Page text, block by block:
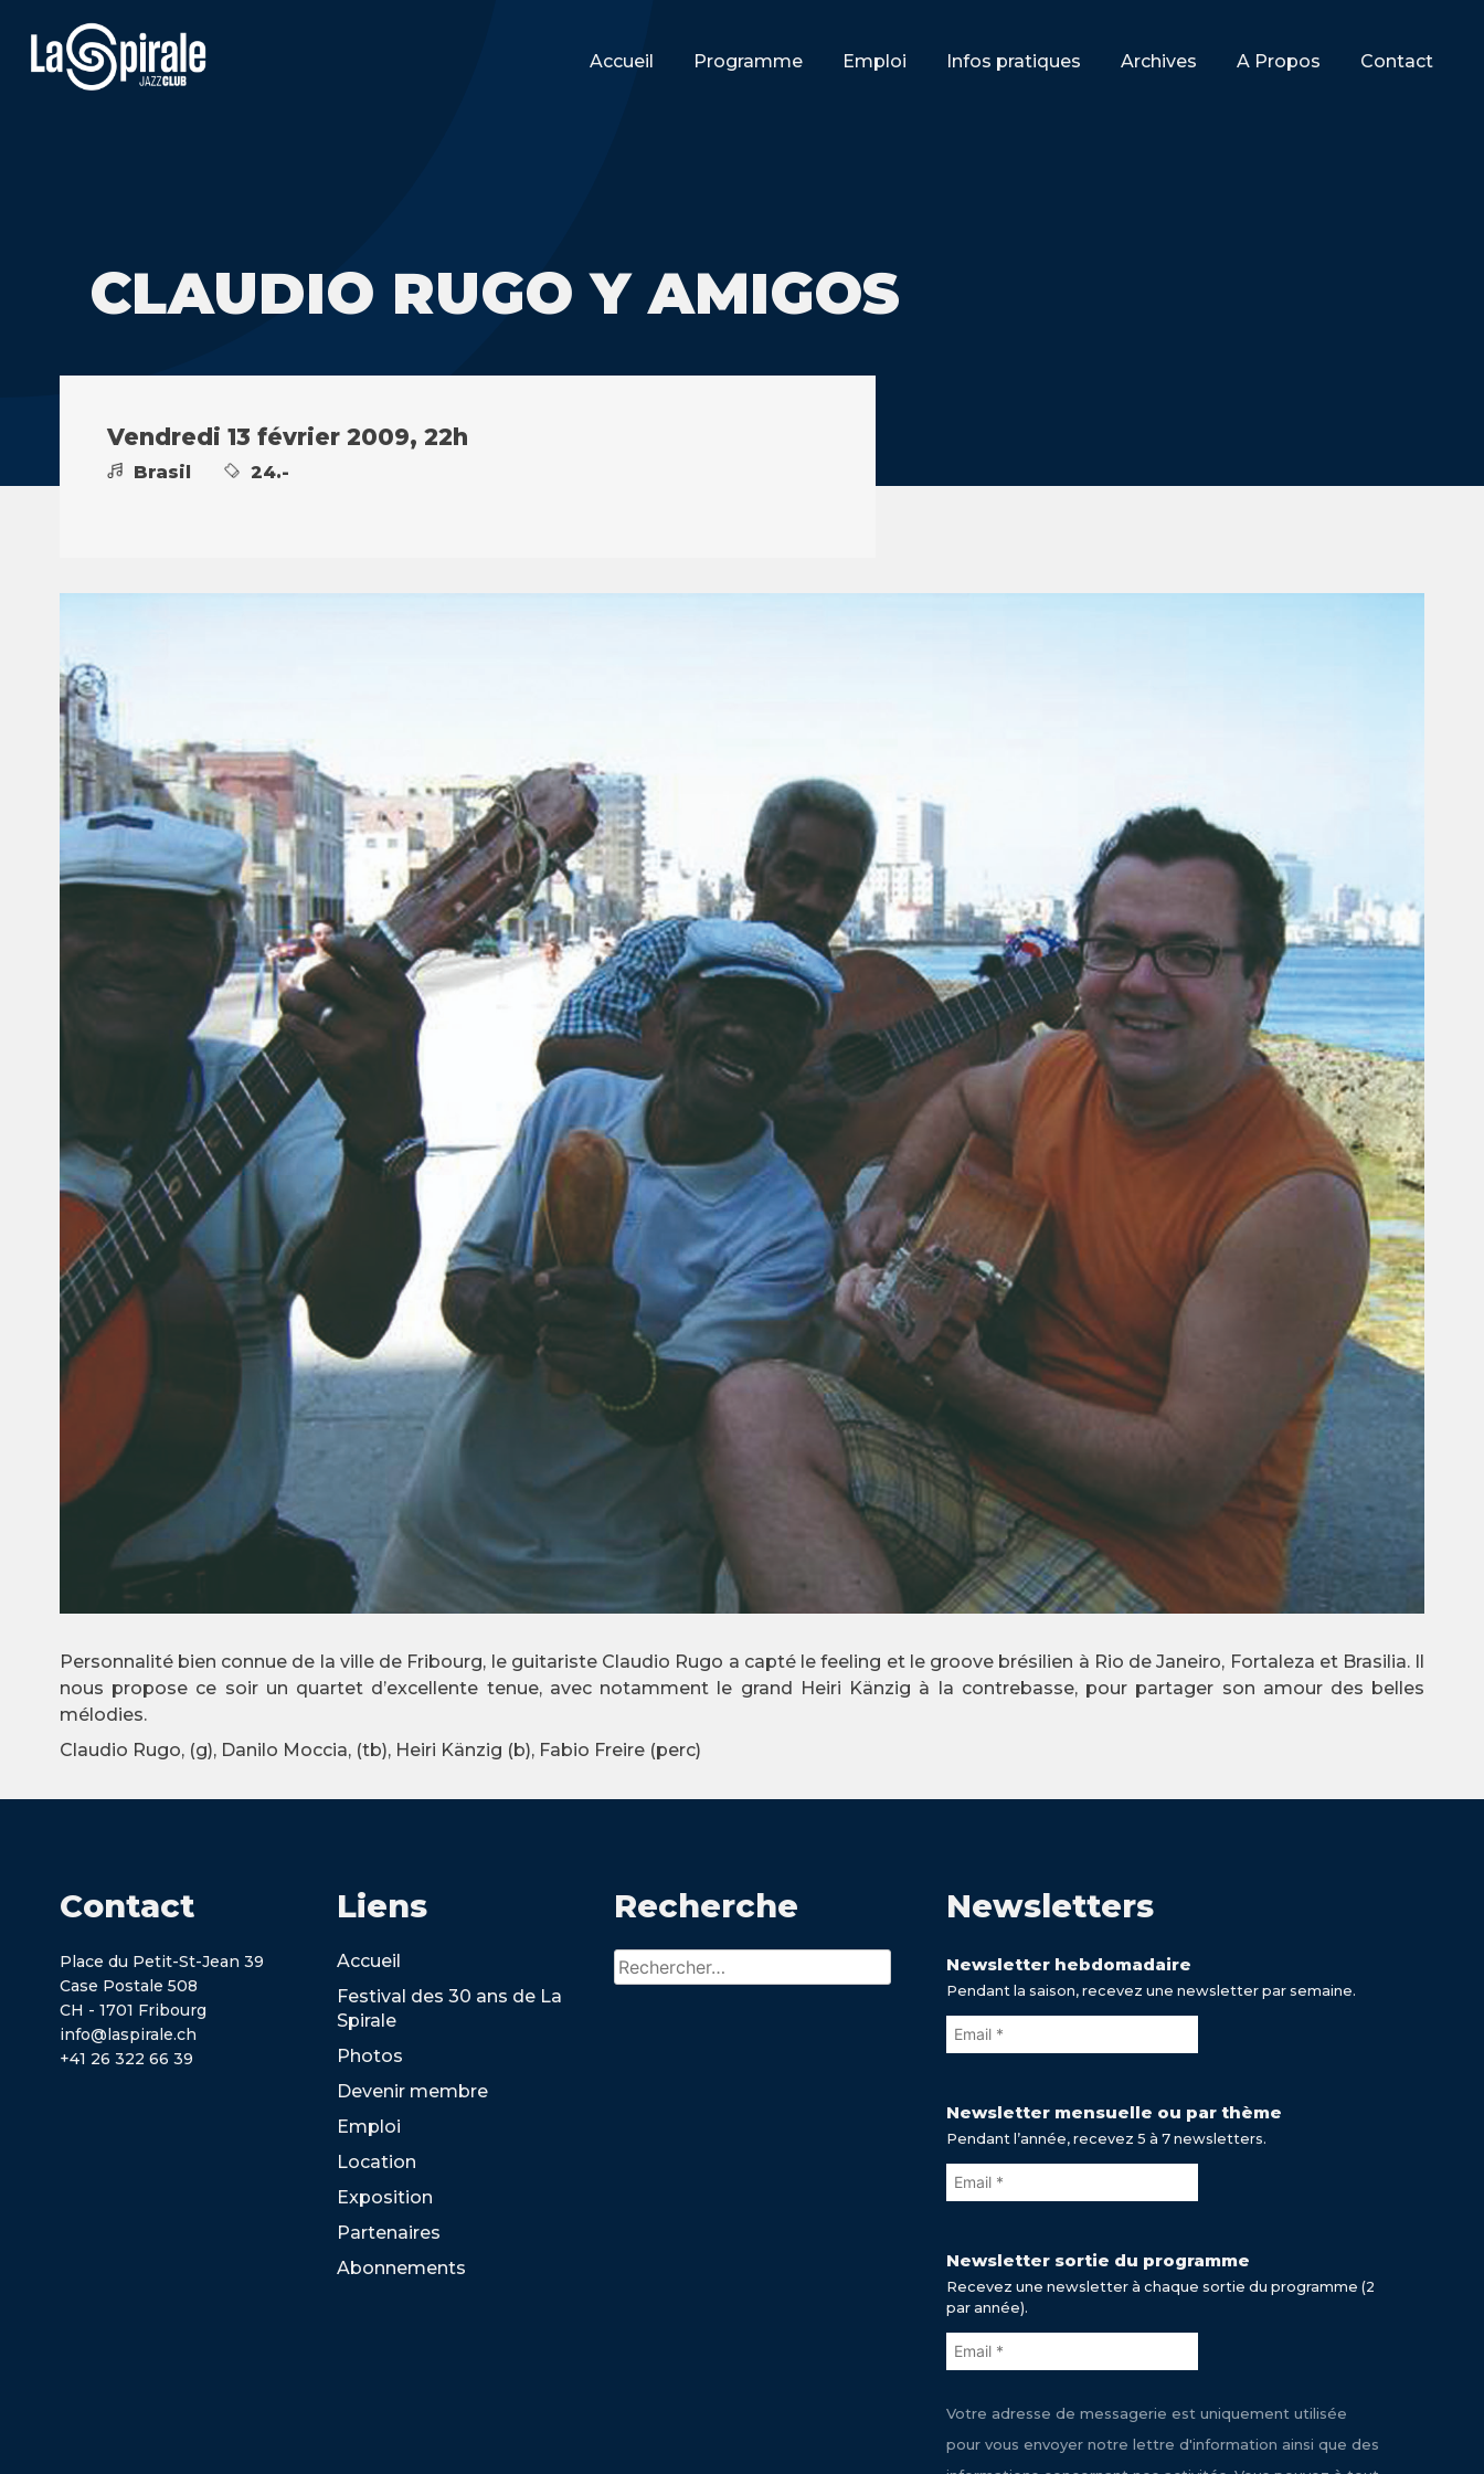
Accueil Programme Emploi Infos pratiques Archives A Propos Contact
CLAUDIO RUGO Y AMIGOS
Vendredi 13 février 2009, 22h
Brasil 24.-
Personnalité bien connue de la ville de Fribourg, le guitariste Claudio Rugo a capté le feeling et le groove brésilien à Rio de Janeiro, Fortaleza et Brasilia. Il
nous propose ce soir un quartet d’excellente tenue, avec notamment le grand Heiri Känzig à la contrebasse, pour partager son amour des belles
mélodies.
Claudio Rugo, (g), Danilo Moccia, (tb), Heiri Känzig (b), Fabio Freire (perc)
Contact
Place du Petit-St-Jean 39
Case Postale 508
CH - 1701 Fribourg
info@laspirale.ch
+41 26 322 66 39
Liens
Accueil
Festival des 30 ans de La
Spirale
Photos
Devenir membre
Emploi
Location
Exposition
Partenaires
Abonnements
Recherche
Rechercher :
Newsletters
Newsletter hebdomadaire
Pendant la saison, recevez une newsletter par semaine.
Newsletter mensuelle ou par thème
Pendant l’année, recevez 5 à 7 newsletters.
Newsletter sortie du programme
Recevez une newsletter à chaque sortie du programme (2
par année).
Votre adresse de messagerie est uniquement utilisée
pour vous envoyer notre lettre d'information ainsi que des